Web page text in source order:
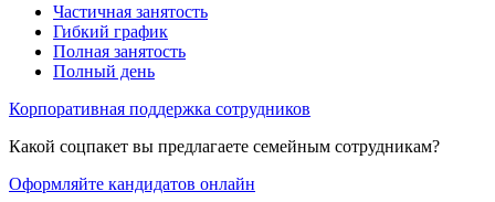
Частичная занятость
Гибкий график
Полная занятость
Полный день
Корпоративная поддержка сотрудников
Какой соцпакет вы предлагаете семейным сотрудникам?
Оформляйте кандидатов онлайн